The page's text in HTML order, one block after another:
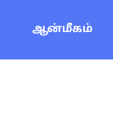
ஆன்மீகம்